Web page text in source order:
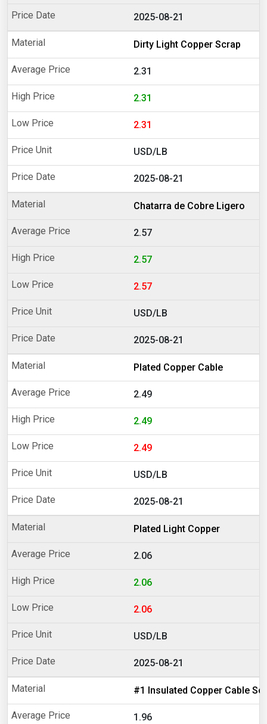
2025-08-21
Dirty Light Copper Scrap
2.31
2.31
2.31
USD/LB
2025-08-21
Chatarra de Cobre Ligero
2.57
2.57
2.57
USD/LB
2025-08-21
Plated Copper Cable
2.49
2.49
2.49
USD/LB
2025-08-21
Plated Light Copper
2.06
2.06
2.06
USD/LB
2025-08-21
#1 Insulated Copper Cable
1.96